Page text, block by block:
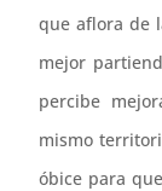
que aflora de
mejor
percibe
mismo
óbice para